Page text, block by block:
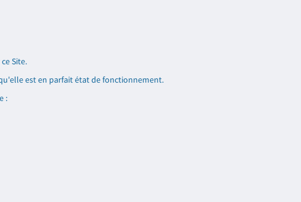
Site.
est en parfait état de fonctionnement.
: